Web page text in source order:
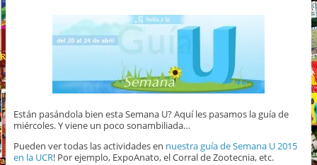
Están pasándola bien esta Semana U? Aquí les pasamos la guía de
miércoles. Y viene un poco sonambiliada…
Pueden ver todas las actividades en nuestra guía de Semana U 2015
en la UCR! Por ejemplo, ExpoAnato, el Corral de Zootecnia, etc.